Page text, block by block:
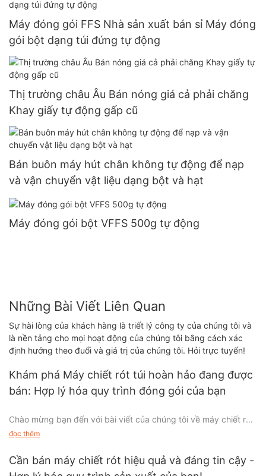
Máy đóng gói FFS Nhà sản xuất bán sỉ Máy đóng
gói bột dạng túi đứng tự động
Thị trường châu Âu Bán nóng giá cả phải chăng
Khay giấy tự động gấp cũ
Bán buôn máy hút chân không tự động để nạp
và vận chuyển vật liệu dạng bột và hạt
Máy đóng gói bột VFFS 500g tự động
Những Bài Viết Liên Quan
Sự hài lòng của khách hàng là triết lý công ty của chúng tôi và
là nền tảng cho mọi hoạt động của chúng tôi bằng cách xác
định hướng theo đuổi và giá trị của chúng tôi. Hỏi trực tuyến!
Khám phá Máy chiết rót túi hoàn hảo đang được
bán: Hợp lý hóa quy trình đóng gói của bạn
Chào mừng bạn đến với bài viết của chúng tôi về máy chiết rót
túi hoàn hảo để bán, được thiết kế để cách mạng hóa quy trình
Trong một thị trường ngày càng cạnh tranh, việc đóng gói hiệu
quả và đáng tin cậy là điều tối quan trọng để các doanh nghiệp
đọc thêm
Cần bán máy chiết rót hiệu quả và đáng tin cậy -